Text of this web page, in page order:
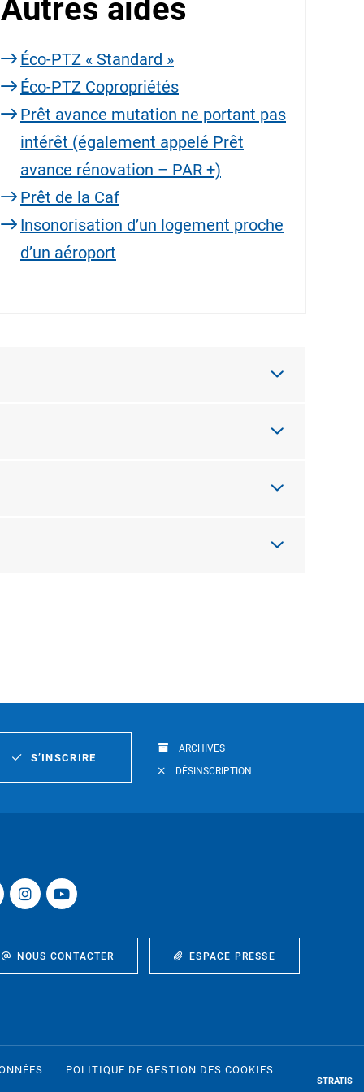
Autres aides
Éco-PTZ « Standard »
Éco-PTZ Copropriétés
Prêt avance mutation ne portant pas
intérêt (également appelé Prêt
avance rénovation – PAR +)
Prêt de la Caf
Insonorisation d’un logement proche
d’un aéroport
S’INSCRIRE
ARCHIVES
DÉSINSCRIPTION
NOUS CONTACTER ESPACE PRESSE
POLITIQUE DE GESTION DES COOKIES
STRATIS